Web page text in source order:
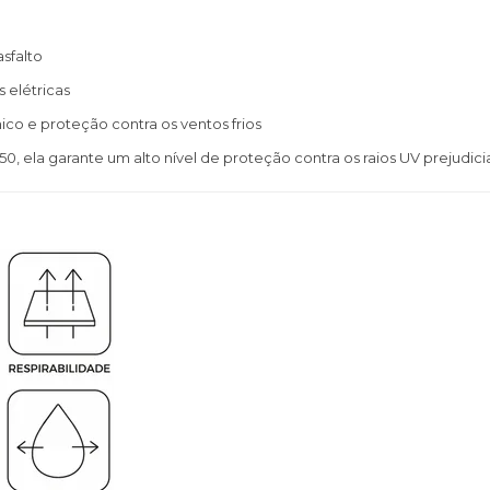
elétricas
e proteção contra os ventos frios
ela garante um alto nível de proteção contra os raios UV